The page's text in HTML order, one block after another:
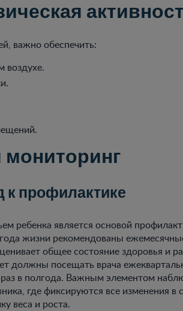
важно обеспечить:
воздухе.
мониторинг
к профилактике
ребенка является основой
жизни рекомендованы
общее состояние здоровья и
должны посещать врача
в полгода. Важным элементом
где фиксируются все изменения в
веса и роста.